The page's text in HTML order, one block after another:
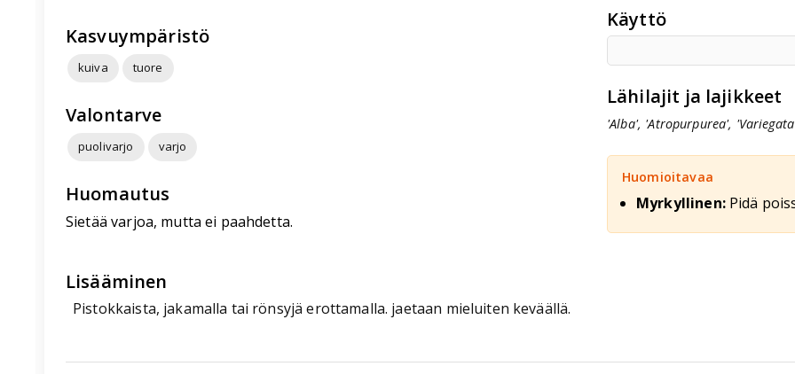
Kasvuympäristö
kuiva tuore
Valontarve
puolivarjo varjo
Huomautus
Sietää varjoa, mutta ei paahdetta.
Lisääminen
Pistokkaista, jakamalla tai rönsyjä erottamalla. jaetaan mieluiten keväällä.
Käyttö
Lähilajit ja lajikkeet
'Alba', 'Atropurpurea',
Huomioitavaa
Myrkyllinen:Pidä